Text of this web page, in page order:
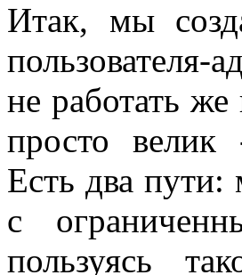
Итак, мы
пользователя-
не работать
просто
Есть два пути:
с
пользуясь